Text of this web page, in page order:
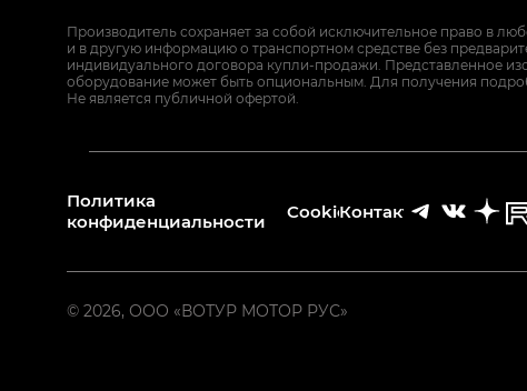
Производитель сохраняет за собой исключительное право в
и в другую информацию о транспортном средстве без
индивидуального договора купли-продажи. Представленное
оборудование может быть опциональным. Для получения
Не является публичной офертой.
© 2026, ООО «ВОТУР МОТОР РУС»
Политика
конфиденциальности
CookiesКонтакты